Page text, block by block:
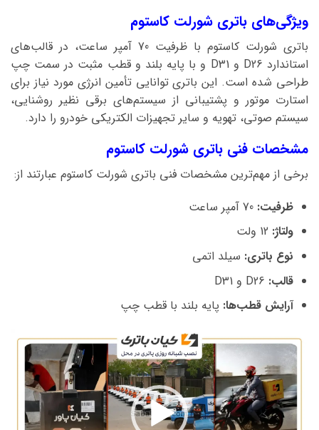
ویژگی‌های باتری شورلت کاستوم
باتری شورلت کاستوم با ظرفیت 70 آمپر ساعت، در قالب‌های
استاندارد D26 و D31 و با پایه بلند و قطب مثبت در سمت چپ
طراحی شده است. این باتری توانایی تأمین انرژی مورد نیاز برای
استارت موتور و پشتیبانی از سیستم‌های برقی نظیر روشنایی،
سیستم صوتی، تهویه و سایر تجهیزات الکتریکی خودرو را دارد.
مشخصات فنی باتری شورلت کاستوم
برخی از مهم‌ترین مشخصات فنی باتری شورلت کاستوم عبارتند از:
ظرفیت:
ولتاژ:
نوع باتری: سیلد اتمی
قالب:
آرایش قطب‌ها: پایه بلند با قطب چپ
نمایشگر
ویدیو